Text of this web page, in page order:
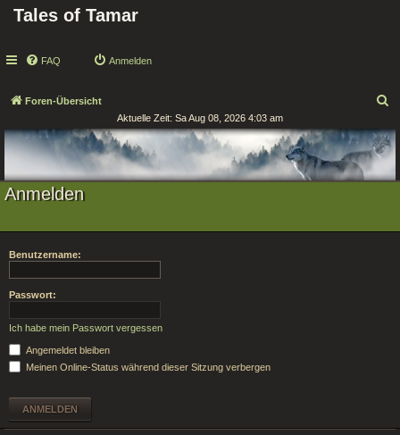
Tales of Tamar
FAQ Anmelden
Foren-Übersicht
c
e
Aktuelle Zeit: Sa Aug 08, 2026 4:03 am
Anmelden
Benutzername:
Passwort:
Ich habe mein Passwort vergessen
Angemeldet bleiben
Meinen Online-Status während dieser Sitzung verbergen